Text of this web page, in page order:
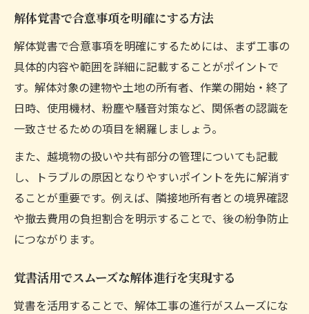
解体覚書で合意事項を明確にする方法
解体覚書で合意事項を明確にするためには、まず工事の
具体的内容や範囲を詳細に記載することがポイントで
す。解体対象の建物や土地の所有者、作業の開始・終了
日時、使用機材、粉塵や騒音対策など、関係者の認識を
一致させるための項目を網羅しましょう。
また、越境物の扱いや共有部分の管理についても記載
し、トラブルの原因となりやすいポイントを先に解消す
ることが重要です。例えば、隣接地所有者との境界確認
や撤去費用の負担割合を明示することで、後の紛争防止
につながります。
覚書活用でスムーズな解体進行を実現する
覚書を活用することで、解体工事の進行がスムーズにな